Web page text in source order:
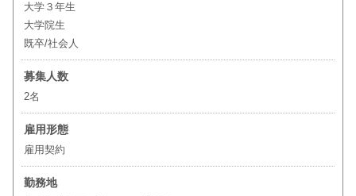
大学３年生
大学院生
既卒/社会人
募集人数
2名
雇用形態
雇用契約
勤務地